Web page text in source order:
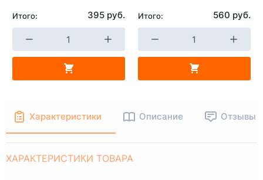
Итого: 395 руб. Итого: 560 руб.
Характеристики Описание Отзывы
ХАРАКТЕРИСТИКИ ТОВАРА